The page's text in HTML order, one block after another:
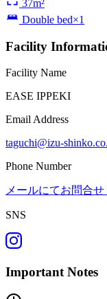
37m²
Double bed×1
Facility
Facility Name
EASE IPPEKI
Email Address
taguchi@izu-
Phone Number
メールにてお問合せ
SNS
Important Notes